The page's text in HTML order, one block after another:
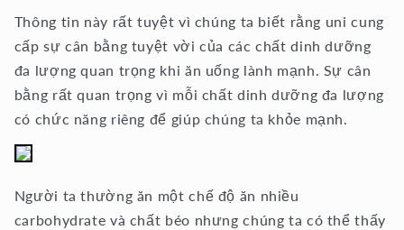
Thông tin này rất tuyệt vì chúng ta biết rằng uni cung
cấp sự cân bằng tuyệt vời của các chất dinh dưỡng
đa lượng quan trọng khi ăn uống lành mạnh. Sự cân
bằng rất quan trọng vì mỗi chất dinh dưỡng đa lượng
có chức năng riêng để giúp chúng ta khỏe mạnh.
Người ta thường ăn một chế độ ăn nhiều
carbohydrate và chất béo nhưng chúng ta có thể thấy